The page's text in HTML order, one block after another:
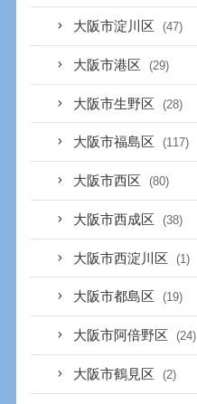
大阪市淀川区 (47)
大阪市港区 (29)
大阪市生野区 (28)
大阪市福島区 (117)
大阪市西区 (80)
大阪市西成区 (38)
大阪市西淀川区 (1)
大阪市都島区 (19)
大阪市阿倍野区 (24)
大阪市鶴見区 (2)